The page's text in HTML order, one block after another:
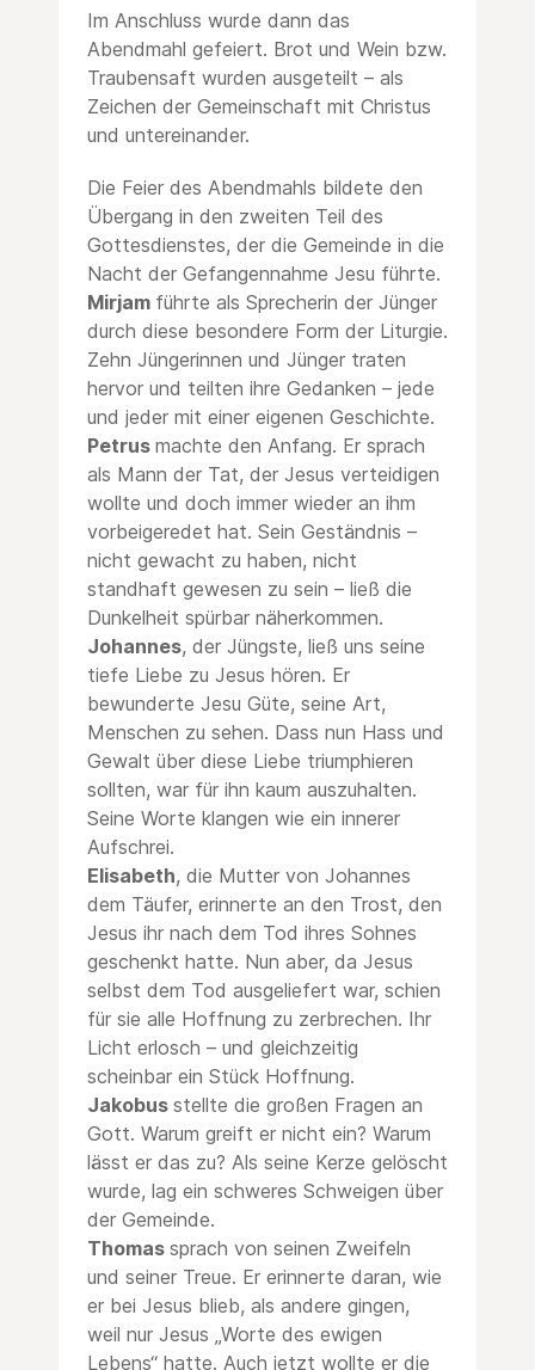
Im Anschluss wurde dann das
Abendmahl gefeiert. Brot und Wein bzw.
Traubensaft wurden ausgeteilt – als
Zeichen der Gemeinschaft mit Christus
und untereinander.
Die Feier des Abendmahls bildete den
Übergang in den zweiten Teil des
Gottesdienstes, der die Gemeinde in die
Nacht der Gefangennahme Jesu führte.
Mirjam führte als Sprecherin der Jünger
durch diese besondere Form der Liturgie.
Zehn Jüngerinnen und Jünger traten
hervor und teilten ihre Gedanken – jede
und jeder mit einer eigenen Geschichte.
Petrus machte den Anfang. Er sprach
als Mann der Tat, der Jesus verteidigen
wollte und doch immer wieder an ihm
vorbeigeredet hat. Sein Geständnis –
nicht gewacht zu haben, nicht
standhaft gewesen zu sein – ließ die
Dunkelheit spürbar näherkommen.
Johannes, der Jüngste, ließ uns seine
tiefe Liebe zu Jesus hören. Er
bewunderte Jesu Güte, seine Art,
Menschen zu sehen. Dass nun Hass und
Gewalt über diese Liebe triumphieren
sollten, war für ihn kaum auszuhalten.
Seine Worte klangen wie ein innerer
Aufschrei.
Elisabeth, die Mutter von Johannes
dem Täufer, erinnerte an den Trost, den
Jesus ihr nach dem Tod ihres Sohnes
geschenkt hatte. Nun aber, da Jesus
selbst dem Tod ausgeliefert war, schien
für sie alle Hoffnung zu zerbrechen. Ihr
Licht erlosch – und gleichzeitig
scheinbar ein Stück Hoffnung.
Jakobus stellte die großen Fragen an
Gott. Warum greift er nicht ein? Warum
lässt er das zu? Als seine Kerze gelöscht
wurde, lag ein schweres Schweigen über
der Gemeinde.
Thomas sprach von seinen Zweifeln
und seiner Treue. Er erinnerte daran, wie
er bei Jesus blieb, als andere gingen,
weil nur Jesus „Worte des ewigen
Lebens“ hatte. Auch jetzt wollte er die